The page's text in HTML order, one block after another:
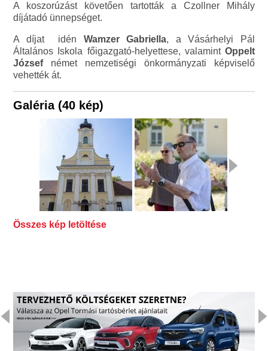
A koszorúzást követően tartották a Czollner Mihály
díjátadó ünnepséget.
A díjat idén Wamzer Gabriella, a Vásárhelyi Pál
Általános Iskola főigazgató-helyettese, valamint Oppelt
Józsefnémet nemzetiségi önkormányzati képviselő
vehették át.
Galéria (40 kép)
Összes kép letöltése